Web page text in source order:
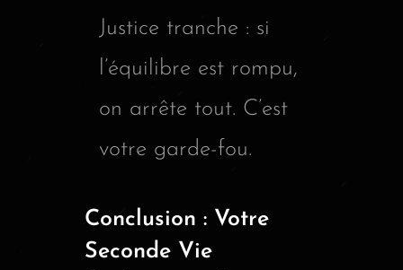
Justice tranche : si
l’équilibre est rompu,
on arrête tout. C’est
votre garde-fou.
Conclusion : Votre
Seconde Vie